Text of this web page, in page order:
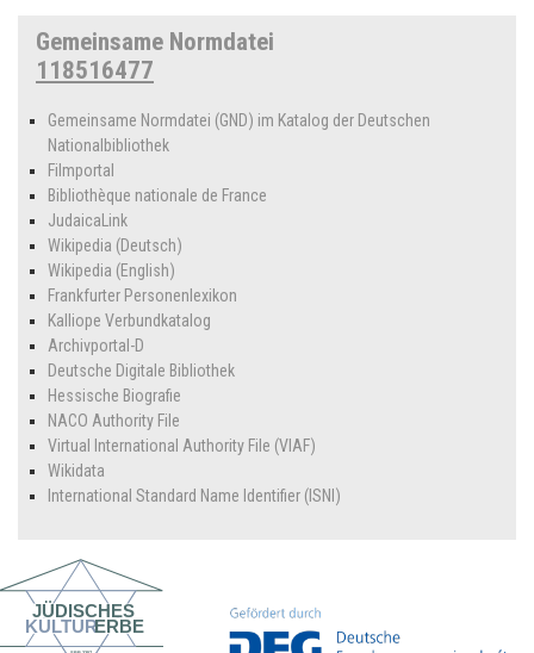
Gemeinsame Normdatei
118516477
Gemeinsame Normdatei (GND) im Katalog der Deutschen
Nationalbibliothek
Filmportal
Bibliothèque nationale de France
JudaicaLink
Wikipedia (Deutsch)
Wikipedia (English)
Frankfurter Personenlexikon
Kalliope Verbundkatalog
Archivportal-D
Deutsche Digitale Bibliothek
Hessische Biografie
NACO Authority File
Virtual International Authority File (VIAF)
Wikidata
International Standard Name Identifier (ISNI)